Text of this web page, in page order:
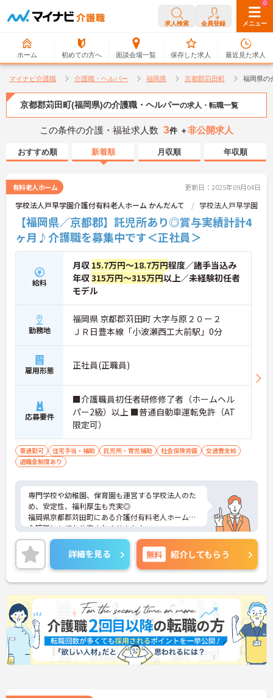
求人検索 会員登録 メニュー
ホーム 初めての方へ 面談会場一覧
0
保存した求人
0
最近見た求人
マイナビ介護職 介護職・ヘルパー 福岡県 京都郡苅田町 福岡県の
京都郡苅田町(福岡県)の介護職・ヘルパーの求人・転職一覧
この条件の介護・福祉求人数 3件 ＋非公開求人
おすすめ順 新着順 月収順 年収順
有料老人ホーム 更新日：2025年09月04日
学校法人戸早学園介護付有料老人ホーム かんだんて 学校法人戸早学園
【福岡県／京都郡】託児所あり◎賞与実績計計4
ヶ月♪介護職を募集中です＜正社員＞
給料
月収 15.7万円～18.7万円程度／諸手当込み
年収315万円～315万円以上／未経験初任者
モデル
勤務地
福岡県 京都郡苅田町 大字与原２０ー２
ＪＲ日豊本線「小波瀬西工大前駅」0分
雇用形態 正社員(正職員)
応募要件
■介護職員初任者研修修了者（ホームヘル
パー2級）以上 ■普通自動車運転免許（AT
限定可）
車通勤可 住宅手当・補助 託児所・育児補助 社会保険完備
交通費支給
退職金制度あり
専門学校や幼稚園、保育園も運営する学校法人のた
め、安定性、福利厚生も充実◎
福岡県京都郡苅田町にある介護付有料老人ホームで
介護職としてお仕事されませんか♪
ご興味ある方には、面接対策ポイントなど、詳細を
お話しいたしますのでお気軽にご相談ください。
詳細を見る 無料 紹介してもらう